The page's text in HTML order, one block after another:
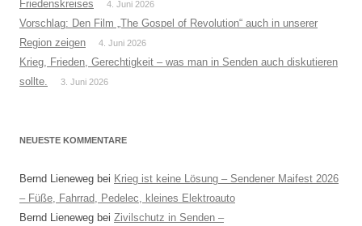
Friedenskreises
4. Juni 2026
Vorschlag: Den Film „The Gospel of Revolution“ auch in unserer
Region zeigen
4. Juni 2026
Krieg, Frieden, Gerechtigkeit – was man in Senden auch diskutieren
sollte.
3. Juni 2026
NEUESTE KOMMENTARE
Bernd Lieneweg bei Krieg ist keine Lösung – Sendener Maifest 2026
– Füße, Fahrrad, Pedelec, kleines Elektroauto
Bernd Lieneweg bei Zivilschutz in Senden –